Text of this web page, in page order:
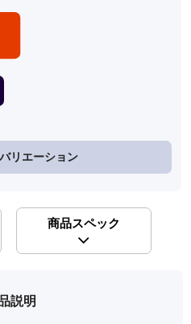
リエーション
商品スペック
説明